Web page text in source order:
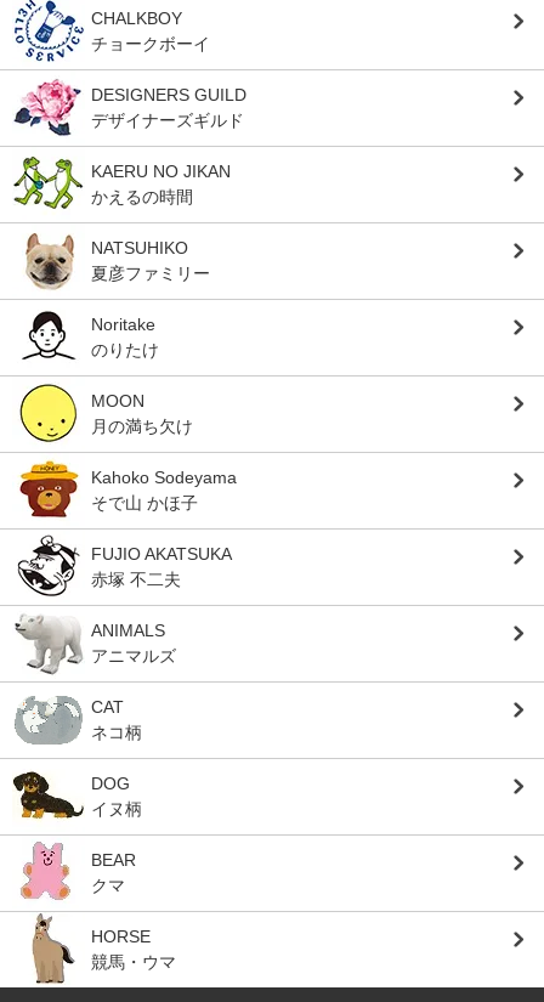
CHALKBOY
チョークボーイ
DESIGNERS GUILD
デザイナーズギルド
KAERU NO JIKAN
かえるの時間
NATSUHIKO
夏彦ファミリー
Noritake
のりたけ
MOON
月の満ち欠け
Kahoko Sodeyama
そで山 かほ子
FUJIO AKATSUKA
赤塚 不二夫
ANIMALS
アニマルズ
CAT
ネコ柄
DOG
イヌ柄
BEAR
クマ
HORSE
競馬・ウマ